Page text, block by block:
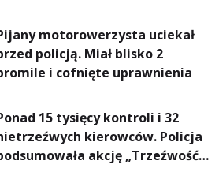
za energię, lepszy
komfort życia i... czystsze
motorowerzysta uciekał
policją. Miał blisko 2
i cofnięte uprawnienia
15 tysięcy kontroli i 32
kierowców. Policja
akcję „Trzeźwość”